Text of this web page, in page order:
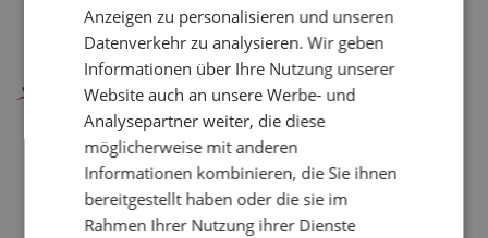
Danpo A/S
Farre - hovedkontor, administration og produktion:
Danpo A/S
Tykhøjetvej 44, Farre
DK-7323 Give
GERMAN
Anzeigen zu personalisieren und unseren
Datenverkehr zu analysieren. Wir geben
Informationen über Ihre Nutzung unserer
Website auch an unsere Werbe- und
Analysepartner weiter, die diese
möglicherweise mit anderen
Informationen kombinieren, die Sie ihnen
bereitgestellt haben oder die sie im
Rahmen Ihrer Nutzung ihrer Dienste